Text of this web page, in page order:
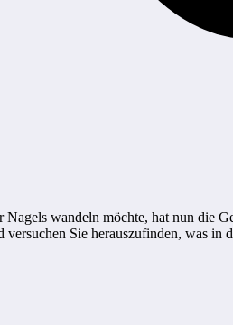
wandeln möchte, hat nun die
Sie herauszufinden, was